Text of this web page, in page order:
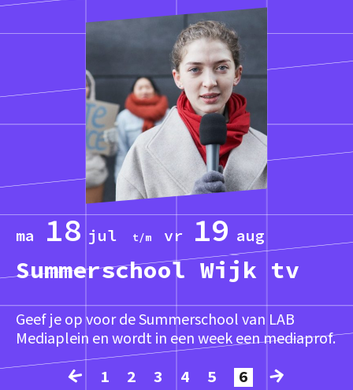
ma 18 jul vr 19 aug
Summerschool Wijk tv
Geef je op voor de Summerschool van LAB
Mediaplein en wordt in een week een mediaprof.
1 2 3 4 5 6